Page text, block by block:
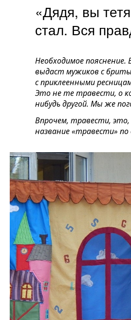
«Дядя, вы
стал. Вся
Необходимое
выдаст мужиков с
с приклеенными
Это не те травести, о
нибудь другой. Мы же
Впрочем, травести,
название «травести»